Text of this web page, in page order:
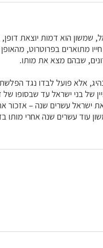
שמשון הוא דמות יוצאת
מתוארים בפרוטרוט,
שבהם מצא את מותו.
אלא פועל לבדו נגד
של בני ישראל עד שבסופו
ישראל עשרים שנה – אזכור
עוד עשרים שנה אחרי מותו